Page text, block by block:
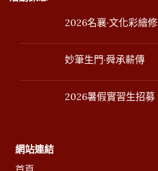
2026名襄·文化彩繪
妙筆生門·舜承薪傳
2026暑假實習生招募
網站連結